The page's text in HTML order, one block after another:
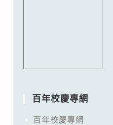
百年校慶專網
百年校慶專網